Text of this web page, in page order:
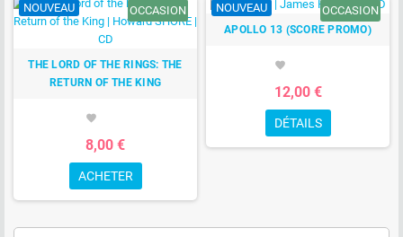
NOUVEAU OCCASION
THE LORD OF THE RINGS: THE
RETURN OF THE KING
favorite
8,00 €
ACHETER
NOUVEAU OCCASION
APOLLO 13 (SCORE PROMO)
favorite
12,00 €
DÉTAILS